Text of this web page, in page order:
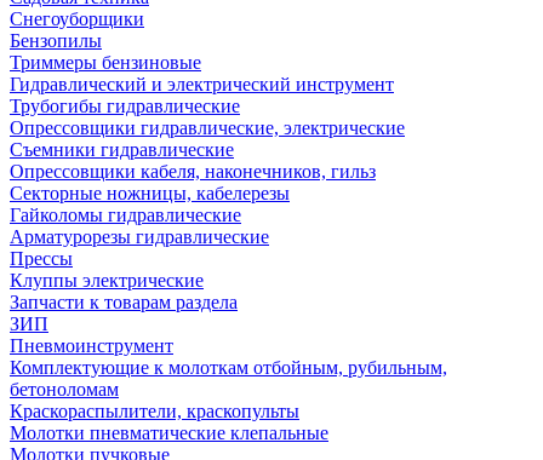
Снегоуборщики
Бензопилы
Триммеры бензиновые
Гидравлический и электрический инструмент
Трубогибы гидравлические
Опрессовщики гидравлические, электрические
Съемники гидравлические
Опрессовщики кабеля, наконечников, гильз
Секторные ножницы, кабелерезы
Гайколомы гидравлические
Арматурорезы гидравлические
Прессы
Клуппы электрические
Запчасти к товарам раздела
ЗИП
Пневмоинструмент
Комплектующие к молоткам отбойным, рубильным,
бетоноломам
Краскораспылители, краскопульты
Молотки пневматические клепальные
Молотки пучковые